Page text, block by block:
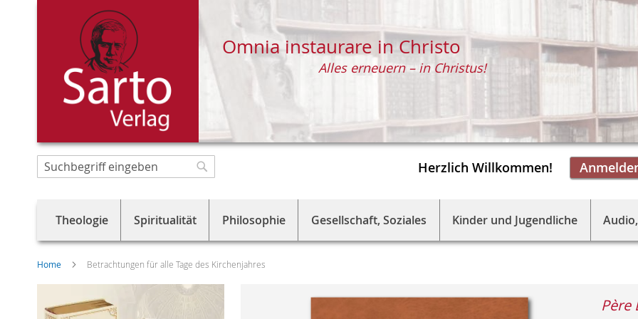
Direkt
zum
Herzlich Willkommen!
Omnia instaurare in Christo
Alles erneuern – in Christus!
Suche
Theologie Spiritualität Philosophie Gesellschaft, Soziales Kinder und Jugendliche
Home Betrachtungen für alle Tage des Kirchenjahres
Père